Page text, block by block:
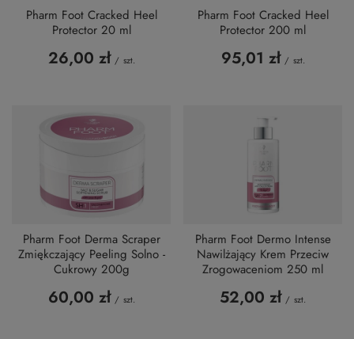
Pharm Foot Cracked Heel
Protector 20 ml
26,00 zł / szt.
Pharm Foot Cracked Heel
Protector 200 ml
95,01 zł / szt.
Pharm Foot Derma Scraper
Zmiękczający Peeling Solno -
Cukrowy 200g
60,00 zł / szt.
Pharm Foot Dermo Intense
Nawilżający Krem Przeciw
Zrogowaceniom 250 ml
52,00 zł / szt.